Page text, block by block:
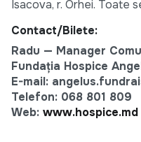
Isacova, r. Orhei. Toate
Contact/Bilete:
Radu — Manager
Fundația Hospice
E-mail:
Telefon: 068 801 809
Web: www.hospice.md